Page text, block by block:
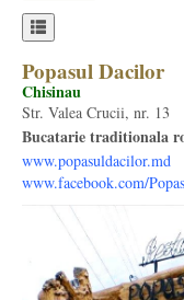
Popasul Dacilor
Chisinau
Str. Valea Crucii, nr. 13
Bucatarie traditionala
www.popasuldacilor.md
www.facebook.com/